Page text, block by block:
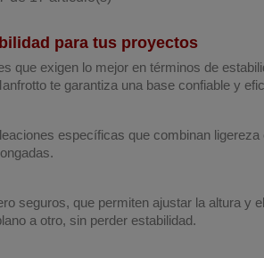
para tus proyectos
que exigen lo mejor en términos de
te garantiza una base confiable y
específicas que combinan
seguros, que permiten ajustar la altura
a otro, sin perder estabilidad.